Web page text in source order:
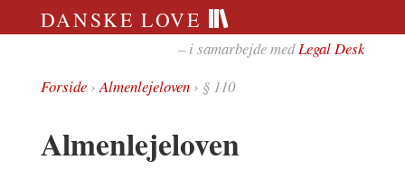
DANSKE LOVE
– i samarbejde medLegal Desk
Forside›Almenlejeloven› § 110
Almenlejeloven